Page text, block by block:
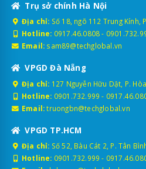
Trụ sở chính Hà Nội
Địa chỉ: Số 18, ngõ 112 Trung Kính,
Hotline: 0917.46.0808-
Email: sam89@techglobal.vn
VPGD Đà Nẵng
Địa chỉ: 127 Nguyễn Hữu Dật, P.
Hotline: 0901.732.999 -
Email: truongbn@techglobal.vn
VPGD TP.HCM
Địa chỉ: Số 52, Bàu Cát 2, P. Tân
Hotline: 0901.732.999 -